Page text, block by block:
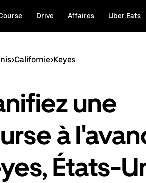
Drive Affaires Uber Eats
>Californie>Keyes
une
à
États-